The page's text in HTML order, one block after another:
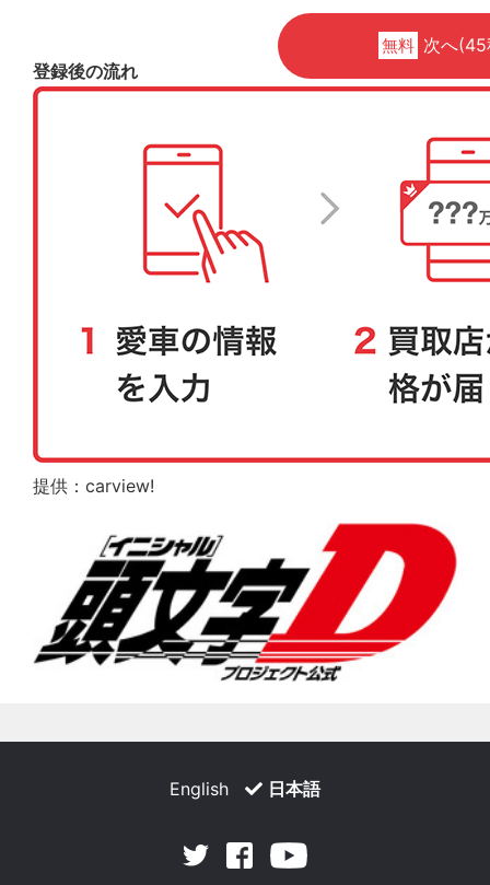
無料 次へ
登録後の流れ
提供：carview!
English 日本語
Twitter Facebook